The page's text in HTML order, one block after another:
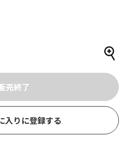
入りに登録する